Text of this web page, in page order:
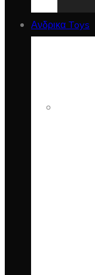
Ανδρικα Toys